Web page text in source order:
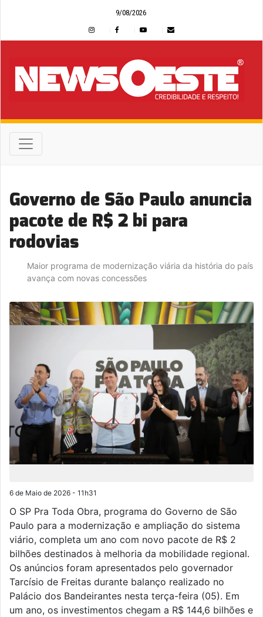
9/08/2026
Governo de São Paulo anuncia
pacote de R$ 2 bi para
rodovias
Maior programa de modernização viária da história do país
avança com novas concessões
6 de Maio de 2026 - 11h31
O SP Pra Toda Obra, programa do Governo de São
Paulo para a modernização e ampliação do sistema
viário, completa um ano com novo pacote de R$ 2
bilhões destinados à melhoria da mobilidade regional.
Os anúncios foram apresentados pelo governador
Tarcísio de Freitas durante balanço realizado no
Palácio dos Bandeirantes nesta terça-feira (05). Em
um ano, os investimentos chegam a R$ 144,6 bilhões e